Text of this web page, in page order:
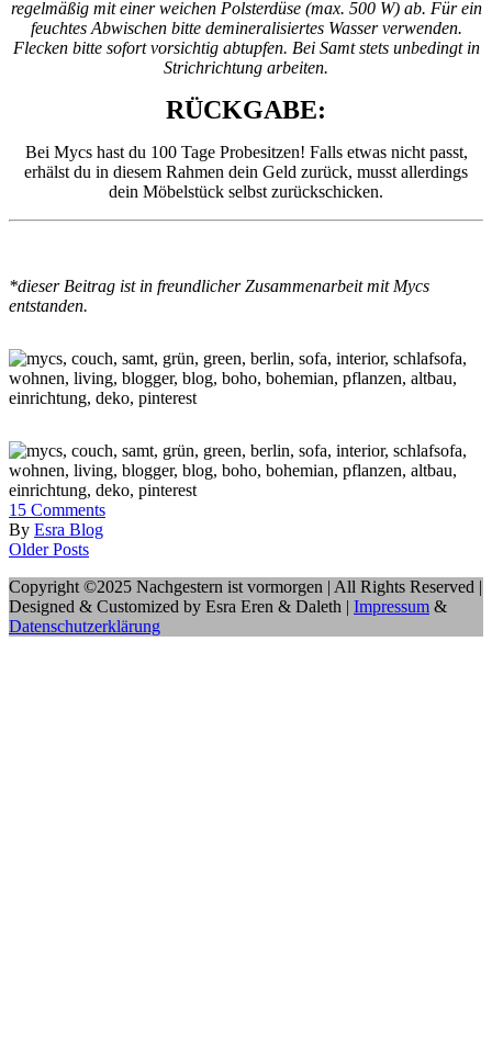
regelmäßig mit einer weichen Polsterdüse (max. 500 W) ab. Für ein
feuchtes Abwischen bitte demineralisiertes Wasser verwenden.
Flecken bitte sofort vorsichtig abtupfen. Bei Samt stets unbedingt in
Strichrichtung arbeiten.
RÜCKGABE:
Bei Mycs hast du 100 Tage Probesitzen! Falls etwas nicht passt,
erhälst du in diesem Rahmen dein Geld zurück, musst allerdings
dein Möbelstück selbst zurückschicken.
*dieser Beitrag ist in freundlicher Zusammenarbeit mit Mycs
entstanden.
15 Comments
By Esra Blog
Older Posts
Copyright ©2025 Nachgestern ist vormorgen | All Rights Reserved |
Designed & Customized by Esra Eren & Daleth | Impressum &
Datenschutzerklärung